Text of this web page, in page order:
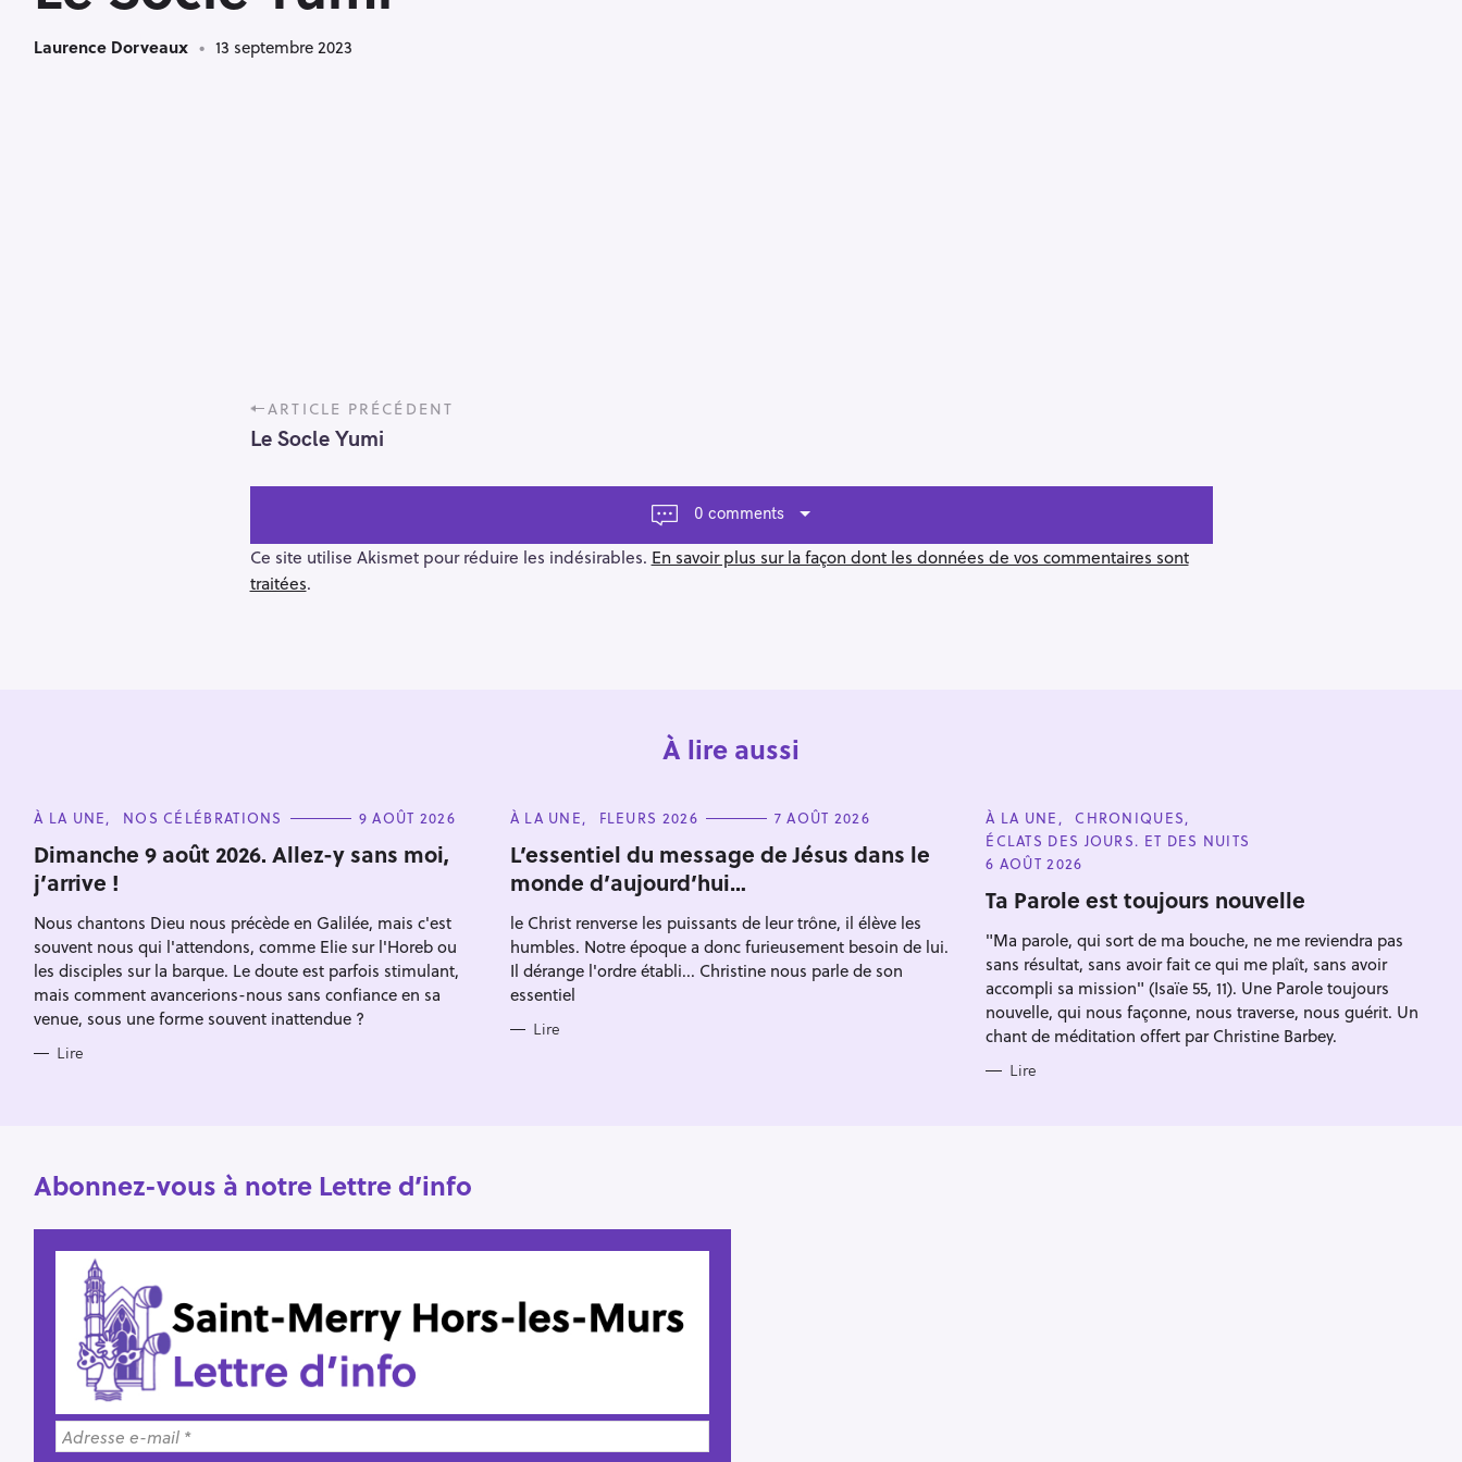
Laurence Dorveaux 13 septembre 2023
P
o
s
t
v
i
ARTICLE PRÉCÉDENT
Le Socle Yumi
0 comments
Ce site utilise Akismet pour réduire les indésirables. En savoir plus sur la façon dont les données de vos commentaires sont
traitées.
À lire aussi
C
T
E
G
O
I
S
À LA UNE NOS CÉLÉBRATIONS 9 AOÛT 2026
Dimanche 9 août 2026. Allez-y sans moi,
j’arrive !
Nous chantons Dieu nous précède en Galilée, mais c'est
souvent nous qui l'attendons, comme Elie sur l'Horeb ou
les disciples sur la barque. Le doute est parfois stimulant,
mais comment avancerions-nous sans confiance en sa
venue, sous une forme souvent inattendue ?
Lire
C
T
E
G
O
I
E
S
À LA UNE FLEURS 2026 7 AOÛT 2026
L’essentiel du message de Jésus dans le
monde d’aujourd’hui…
le Christ renverse les puissants de leur trône, il élève les
humbles. Notre époque a donc furieusement besoin de lui.
Il dérange l'ordre établi... Christine nous parle de son
essentiel
Lire
C
A
T
E
O
R
E
S
À LA UNE
CHRONIQUES
ÉCLATS DES JOURS. ET DES NUITS
6 AOÛT 2026
Ta Parole est toujours nouvelle
"Ma parole, qui sort de ma bouche, ne me reviendra pas
sans résultat, sans avoir fait ce qui me plaît, sans avoir
accompli sa mission" (Isaïe 55, 11). Une Parole toujours
nouvelle, qui nous façonne, nous traverse, nous guérit. Un
chant de méditation offert par Christine Barbey.
Lire
Abonnez-vous à notre Lettre d’info
c
h
e
r
c
h
e
Pour effacer la recherche appuyez sur
Escape